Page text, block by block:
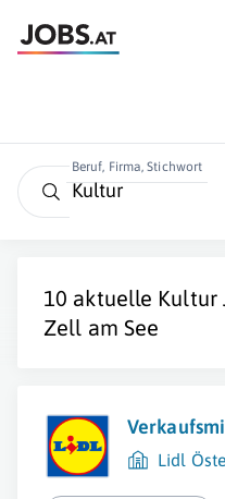
Beruf, Firma, Stichwort
10 aktuelle Kultur
Zell am See
Lidl